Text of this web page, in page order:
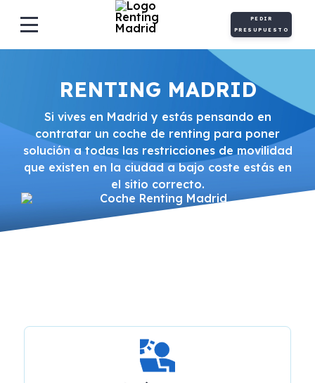
PEDIR
PRESUPUESTO
RENTING MADRID
Si vives en Madrid y estás pensando en
contratar un coche de renting para poner
solución a todas las restricciones de movilidad
que existen en la ciudad a bajo coste estás en
el sitio correcto.